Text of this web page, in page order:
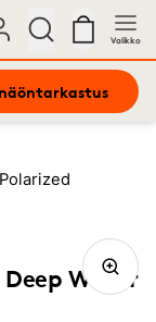
Valikko
Water